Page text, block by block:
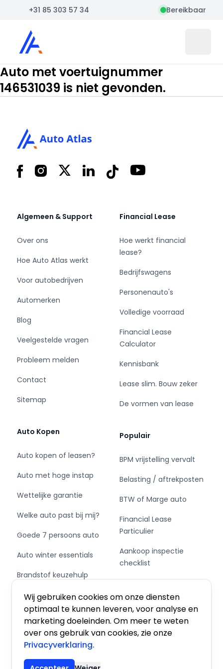
Wij gebruiken cookies om onze diensten
optimaal te kunnen leveren, voor analyse en
marketing doeleinden. Om meer te weten
over ons gebruik van cookies, zie onze
Privacyverklaring.
+31 85 303 57 34 Bereikbaar
Auto Atlas
Auto met voertuignummer
146531039 is niet gevonden.
FacebookInstagram
X LinkedInTiktok YouTube
Algemeen & Support
Over ons
Hoe Auto Atlas werkt
Voor autobedrijven
Automerken
Blog
Veelgestelde vragen
Probleem melden
Contact
Sitemap
Auto Kopen
Auto kopen of leasen?
Auto met hoge instap
Wettelijke garantie
Welke auto past bij mij?
Goede 7 persoons auto
Auto winter essentials
Brandstof keuzehulp
Schakel of automaat?
Financial Lease
Hoe werkt financial
lease?
Bedrijfswagens
Personenauto's
Volledige voorraad
Financial Lease
Calculator
Kennisbank
Lease slim. Bouw zeker
De vormen van lease
Populair
BPM vrijstelling vervalt
Belasting / aftrekposten
BTW of Marge auto
Financial Lease
Particulier
Aankoop inspectie
checklist
Private Leasen,
Financieren of Kopen?